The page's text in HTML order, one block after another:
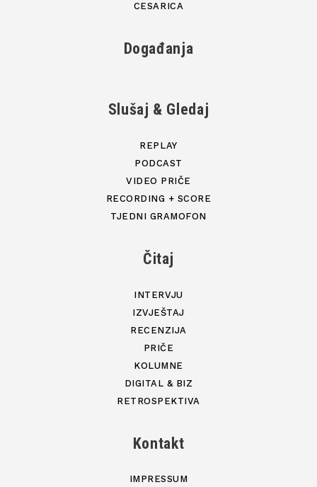
CESARICA
Događanja
Slušaj & Gledaj
REPLAY
PODCAST
VIDEO PRIČE
RECORDING + SCORE
TJEDNI GRAMOFON
Čitaj
INTERVJU
IZVJEŠTAJ
RECENZIJA
PRIČE
KOLUMNE
DIGITAL & BIZ
RETROSPEKTIVA
Kontakt
IMPRESSUM